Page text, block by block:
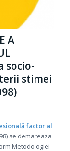
A
socio-
stimei
factor al
se demareaza
Metodologiei